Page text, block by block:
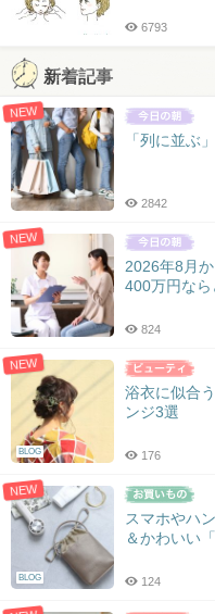
6793
新着記事
NEW
「列に並ぶ
2842
NEW
2026年8月
400万円なら
824
NEW
BLOG
浴衣に似合
ンジ3選
176
NEW
BLOG
スマホやハ
＆かわいい
124